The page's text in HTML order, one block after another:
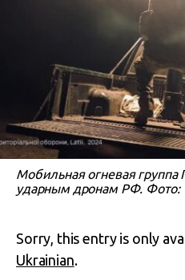
Мобильная огневая группа
ударным дронам РФ. Фото:
Sorry, this entry is only
Ukrainian.